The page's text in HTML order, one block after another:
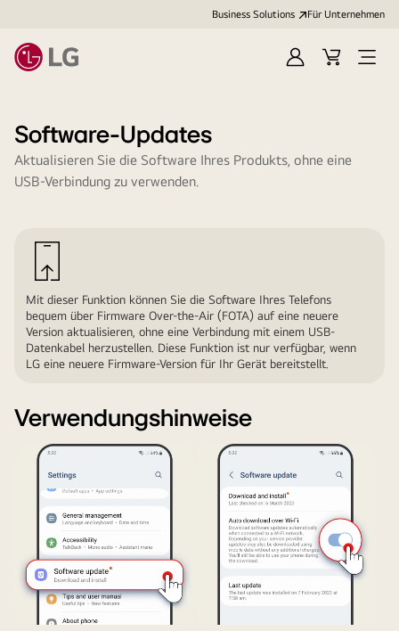
Business Solutions Für Unternehmen
Anmelden
Cart
Open
Software-Updates
Aktualisieren Sie die Software Ihres Produkts, ohne eine
USB-Verbindung zu verwenden.
Mit dieser Funktion können Sie die Software Ihres Telefons
bequem über Firmware Over-the-Air (FOTA) auf eine neuere
Version aktualisieren, ohne eine Verbindung mit einem USB-
Datenkabel herzustellen. Diese Funktion ist nur verfügbar, wenn
LG eine neuere Firmware-Version für Ihr Gerät bereitstellt.
Verwendungshinweise